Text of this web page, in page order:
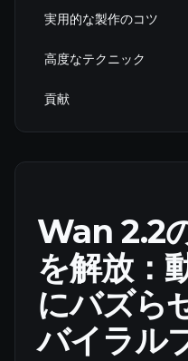
実用的な製作のコツ
高度なテクニック
貢献
Wan 2.2
を解放：
にバズら
バイラル